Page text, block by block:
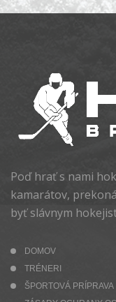
Poď hrať s nami
kamarátov,
byť slávnym
DOMOV
TRÉNERI
ŠPORTOVÁ PRÍPRAVA